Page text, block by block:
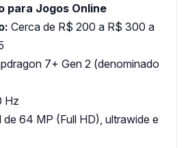
para Jogos Online
Cerca de R$ 200 a R$ 300 a
7+ Gen 2 (denominado
Hz
de 64 MP (Full HD), ultrawide e